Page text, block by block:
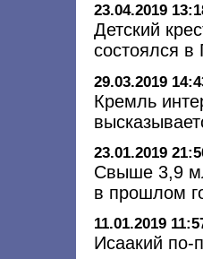
23.04.2019
Детский
состоялся в
29.03.2019
Кремль
23.01.2019
Свыше 3,9
в прошлом
11.01.2019
Исаакий по-